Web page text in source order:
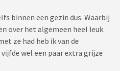
binnen een gezin dus. Waarbij
over het algemeen heel leuk
ze had heb ik van de
wel een paar extra grijze